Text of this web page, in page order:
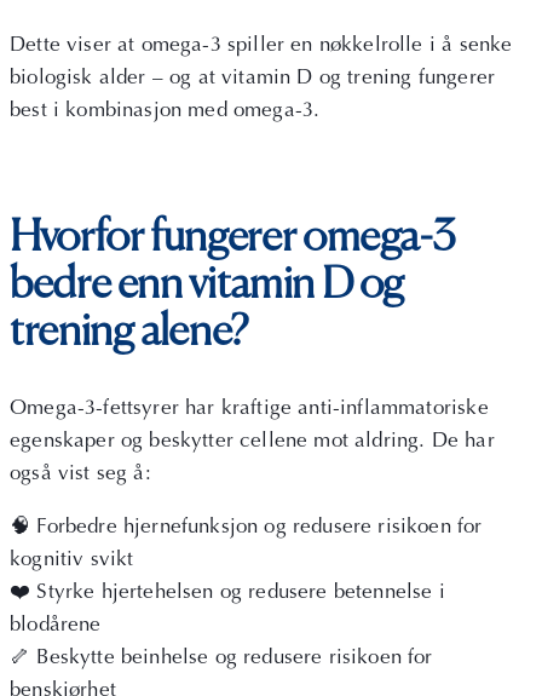
Dette viser at omega-3 spiller en nøkkelrolle i å senke
biologisk alder – og at vitamin D og trening fungerer
best i kombinasjon med omega-3.
Hvorfor fungerer omega-3
bedre enn vitamin D og
trening alene?
Omega-3-fettsyrer har kraftige anti-inflammatoriske
egenskaper og beskytter cellene mot aldring. De har
også vist seg å:
🧠 Forbedre hjernefunksjon og redusere risikoen for
kognitiv svikt
❤️ Styrke hjertehelsen og redusere betennelse i
blodårene
🦴 Beskytte beinhelse og redusere risikoen for
benskjørhet